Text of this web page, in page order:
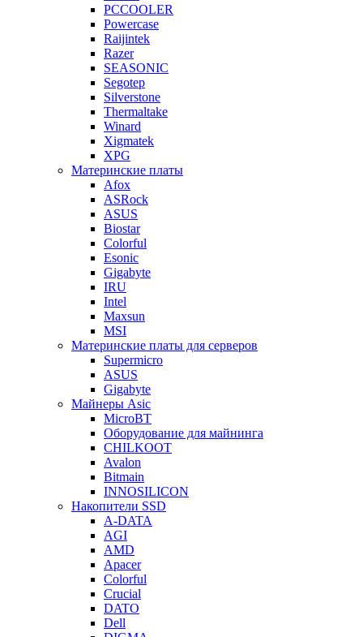
PCCOOLER
Powercase
Raijintek
Razer
SEASONIC
Segotep
Silverstone
Thermaltake
Winard
Xigmatek
XPG
Материнские платы
Afox
ASRock
ASUS
Biostar
Colorful
Esonic
Gigabyte
IRU
Intel
Maxsun
MSI
Материнские платы для серверов
Supermicro
ASUS
Gigabyte
Майнеры Asic
MicroBT
Оборудование для майнинга
CHILKOOT
Avalon
Bitmain
INNOSILICON
Накопители SSD
A-DATA
AGI
AMD
Apacer
Colorful
Crucial
DATO
Dell